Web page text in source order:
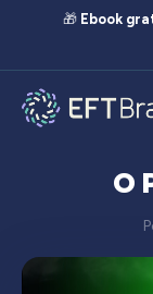
🎁 Ebook
O